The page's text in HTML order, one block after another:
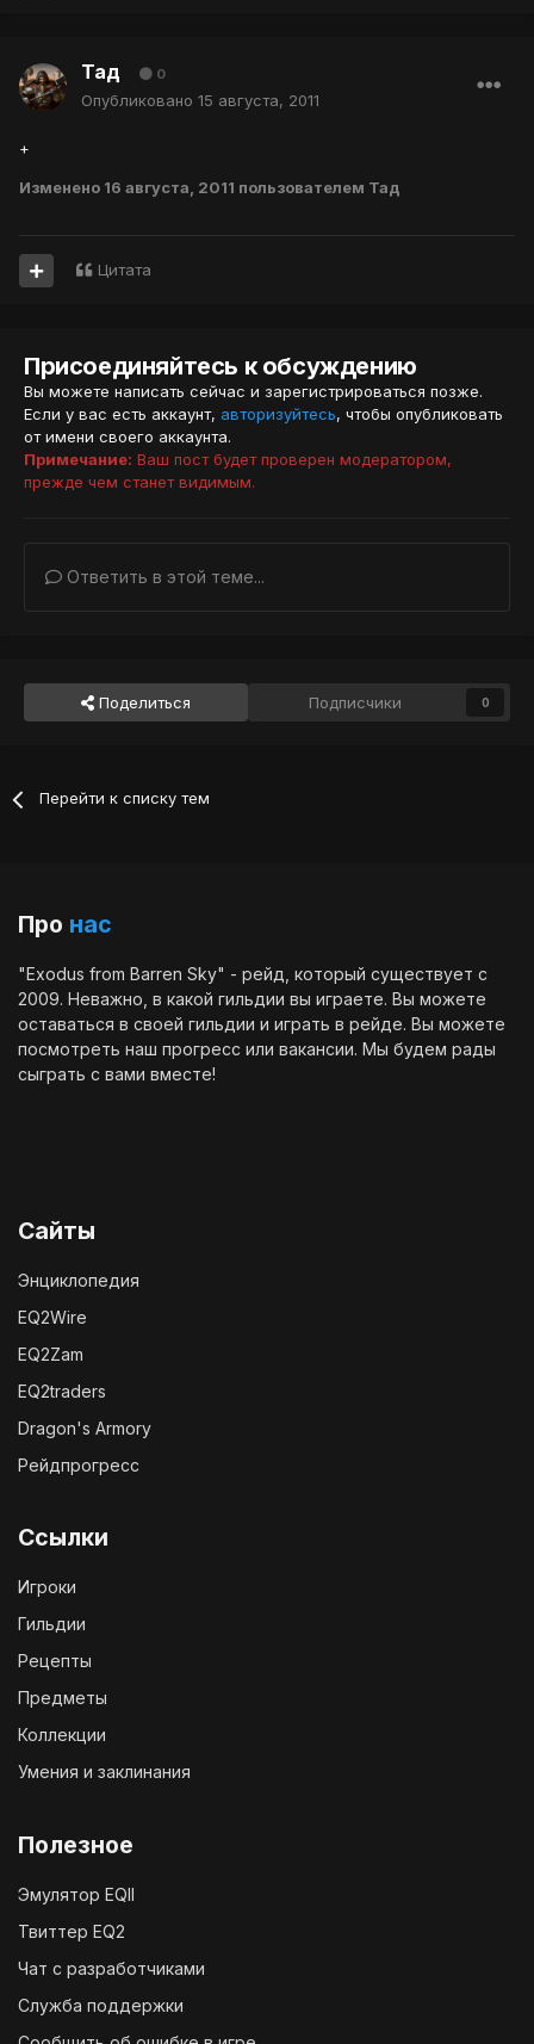
Тад 0
Опубликовано 15 августа, 2011
+
Изменено 16 августа, 2011 пользователем Тад
Цитата
Присоединяйтесь к обсуждению
Вы можете написать сейчас и зарегистрироваться позже.
Если у вас есть аккаунт, авторизуйтесь, чтобы опубликовать
от имени своего аккаунта.
Примечание: Ваш пост будет проверен модератором,
прежде чем станет видимым.
Ответить в этой теме...
Поделиться Подписчики 0
Перейти к списку тем
Про нас
"Exodus from Barren Sky" - рейд, который существует с
2009. Неважно, в какой гильдии вы играете. Вы можете
оставаться в своей гильдии и играть в рейде. Вы можете
посмотреть наш прогресс или вакансии. Мы будем рады
сыграть с вами вместе!
Сайты
Энциклопедия
EQ2Wire
EQ2Zam
EQ2traders
Dragon's Armory
Рейдпрогресс
Ссылки
Игроки
Гильдии
Рецепты
Предметы
Коллекции
Умения и заклинания
Полезное
Эмулятор EQII
Твиттер EQ2
Чат с разработчиками
Служба поддержки